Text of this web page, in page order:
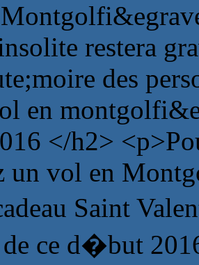
restera
des
en
</h2>
un vol en
Saint
de ce d�but